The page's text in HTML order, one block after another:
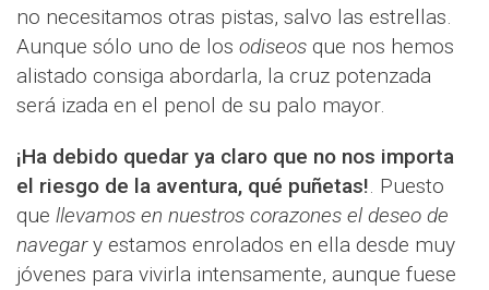
no necesitamos otras pistas, salvo las estrellas.
Aunque sólo uno de los odiseos que nos hemos
alistado consiga abordarla, la cruz potenzada
será izada en el penol de su palo mayor.
¡Ha debido quedar ya claro que no nos importa
el riesgo de la aventura, qué puñetas!. Puesto
que llevamos en nuestros corazones el deseo de
navegary estamos enrolados en ella desde muy
jóvenes para vivirla intensamente, aunque fuese